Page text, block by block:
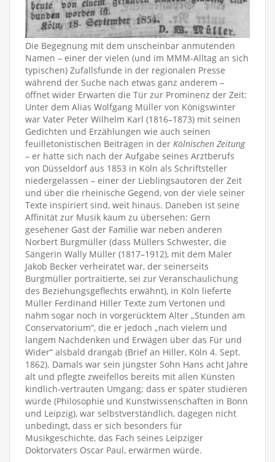
Die Begegnung mit dem unscheinbar anmutenden
Namen – einer der vielen (und im MMM-Alltag an sich
typischen) Zufallsfunde in der regionalen Presse
während der Suche nach etwas ganz anderem –
öffnet wider Erwarten die Tür zur Prominenz der Zeit:
Unter dem Alias Wolfgang Müller von Königswinter
war Vater Peter Wilhelm Karl (1816–1873) mit seinen
Gedichten und Erzählungen wie auch seinen
feuilletonistischen Beiträgen in der Kölnischen Zeitung
– er hatte sich nach der Aufgabe seines Arztberufs
von Düsseldorf aus 1853 in Köln als Schriftsteller
niedergelassen – einer der Lieblingsautoren der Zeit
und über die rheinische Gegend, von der viele seiner
Texte inspiriert sind, weit hinaus. Daneben ist seine
Affinität zur Musik kaum zu übersehen: Gern
gesehener Gast der Familie war neben anderen
Norbert Burgmüller (dass Müllers Schwester, die
Sängerin Wally Müller (1817–1912), mit dem Maler
Jakob Becker verheiratet war, der seinerseits
Burgmüller portraitierte, sei zur Veranschaulichung
des Beziehungsgeflechts erwähnt), in Köln lieferte
Müller Ferdinand Hiller Texte zum Vertonen und
nahm sogar noch in vorgerücktem Alter „Stunden am
Conservatorium“, die er jedoch „nach vielem und
langem Nachdenken und Erwägen über das Für und
Wider“ alsbald drangab (Brief an Hiller, Köln 4. Sept.
1862). Damals war sein jüngster Sohn Hans acht Jahre
alt und pflegte zweifellos bereits mit allen Künsten
kindlich-vertrauten Umgang; dass er später studieren
würde (Philosophie und Kunstwissenschaften in Bonn
und Leipzig), war selbstverständlich, dagegen nicht
unbedingt, dass er sich besonders für
Musikgeschichte, das Fach seines Leipziger
Doktorvaters Oscar Paul, erwärmen würde.